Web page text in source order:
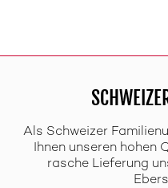
Als Schweizer
Ihnen unseren hohen
rasche Lieferung